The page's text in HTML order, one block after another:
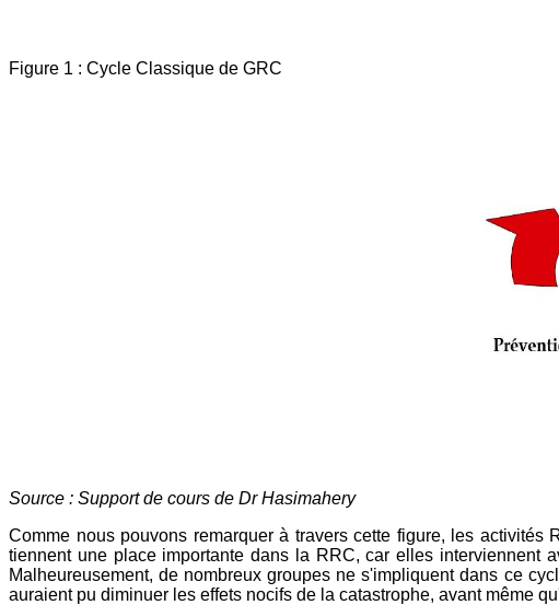
Figure 1 : Cycle Classique de GRC
Source : Support de cours de Dr Hasimahery
Comme nous pouvons remarquer à travers cette figure, les
tiennent une place importante dans la RRC, car elles interviennent
Malheureusement, de nombreux groupes ne s'impliquent dans ce
auraient pu diminuer les effets nocifs de la catastrophe, avant même